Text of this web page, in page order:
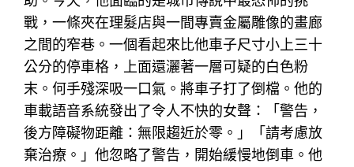
戰，一條夾在理髮店與一間專賣金屬雕像的畫廊
之間的窄巷。一個看起來比他車子尺寸小上三十
公分的停車格，上面還灑著一層可疑的白色粉
末。何手殘深吸一口氣。將車子打了倒檔。他的
車載語音系統發出了令人不快的女聲：「警告，
後方障礙物距離：無限趨近於零。」「請考慮放
棄治療。」他忽略了警告，開始緩慢地倒車。他